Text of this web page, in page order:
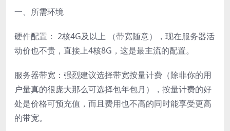
一、所需环境
硬件配置： 2核4G及以上 （带宽随意），现在服务器活
动价也不贵，直接上4核8G，这是最主流的配置。
服务器带宽：强烈建议选择带宽按量计费（除非你的用
户量真的很庞大那么可选择包年包月），按量计费的好
处是价格可预充值，而且费用也不高的同时能享受更高
的带宽。